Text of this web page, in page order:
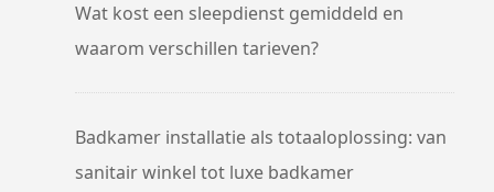
Wat kost een sleepdienst gemiddeld en
waarom verschillen tarieven?
Badkamer installatie als totaaloplossing: van
sanitair winkel tot luxe badkamer